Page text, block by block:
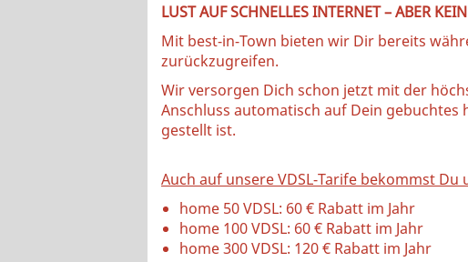
LUST AUF SCHNELLES INTERNET – ABER
Mit best-in-Town bieten wir Dir bereits
zurückzugreifen.
Wir versorgen Dich schon jetzt mit der
Anschluss automatisch auf Dein gebuchtes
gestellt ist.
Auch auf unsere VDSL-Tarife bekommst
home 50 VDSL: 60 € Rabatt im Jahr
home 100 VDSL: 60 € Rabatt im Jahr
home 300 VDSL: 120 € Rabatt im Jahr